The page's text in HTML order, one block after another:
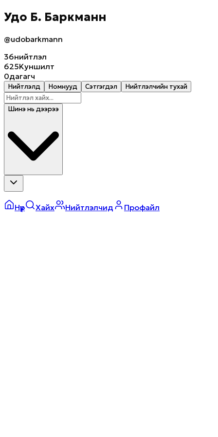
Удо Б. Баркманн
@udobarkmann
36нийтлэл
625Kуншилт
0дагагч
Нийтлэлүүд Номнууд Сэтгэгдэл Нийтлэлчийн тухай
Шинэ нь дээрээ
Нүүр Хайх Нийтлэлчид Профайл